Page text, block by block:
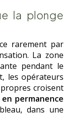
la plonge
rarement par
La zone
pendant le
les opérateurs
croisent
permanence
dans une